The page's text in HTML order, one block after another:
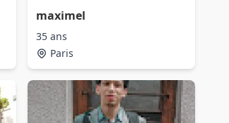
maximel
35 ans
Paris